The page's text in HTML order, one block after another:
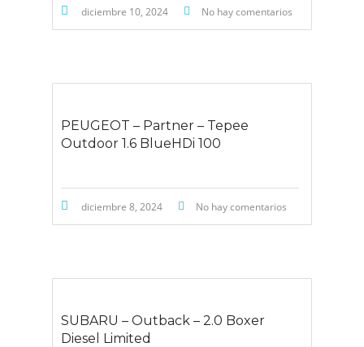
diciembre 10, 2024 No hay comentarios
PEUGEOT – Partner – Tepee
Outdoor 1.6 BlueHDi 100
diciembre 8, 2024 No hay comentarios
SUBARU – Outback – 2.0 Boxer
Diesel Limited